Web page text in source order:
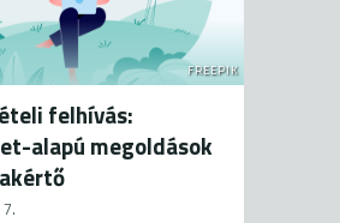
FREEPIK
felhívás:
alapú megoldások